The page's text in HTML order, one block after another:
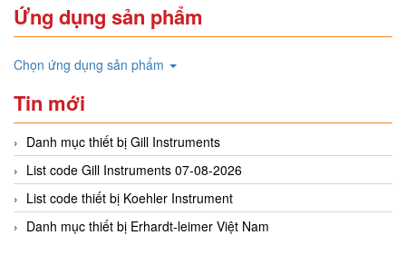
Ứng dụng sản phẩm
Chọn ứng dụng sản phẩm
Tin mới
Danh mục thiết bị Gill Instruments
List code Gill Instruments 07-08-2026
List code thiết bị Koehler Instrument
Danh mục thiết bị Erhardt-leimer Việt Nam